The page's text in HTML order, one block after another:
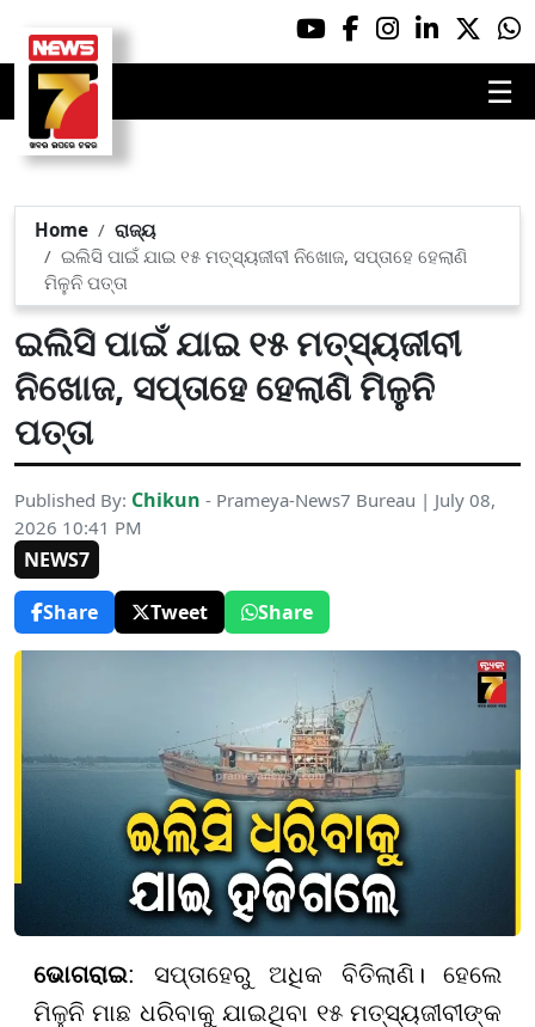
☰
Home
ରାଜ୍ୟ
ଇଲିସି ପାଇଁ ଯାଇ ୧୫ ମତ୍ସ୍ୟଜୀବୀ ନିଖୋଜ, ସପ୍ତାହେ ହେଲାଣି
ମିଳୁନି ପତ୍ତା
ଇଲିସି ପାଇଁ ଯାଇ ୧୫ ମତ୍ସ୍ୟଜୀବୀ
ନିଖୋଜ, ସପ୍ତାହେ ହେଲାଣି ମିଳୁନି
ପତ୍ତା
Published By: Chikun - Prameya-News7 Bureau | July 08,
2026 10:41 PM
NEWS7
Share
Tweet Share
ଭୋଗରାଇ: ସପ୍ତାହେରୁ ଅଧିକ ବିତିଲାଣି। ହେଲେ
ମିଳୁନି ମାଛ ଧରିବାକୁ ଯାଇଥିବା ୧୫ ମତ୍ସ୍ୟଜୀବୀଙ୍କ